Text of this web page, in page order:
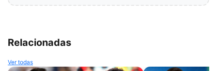
Relacionadas
Ver todas